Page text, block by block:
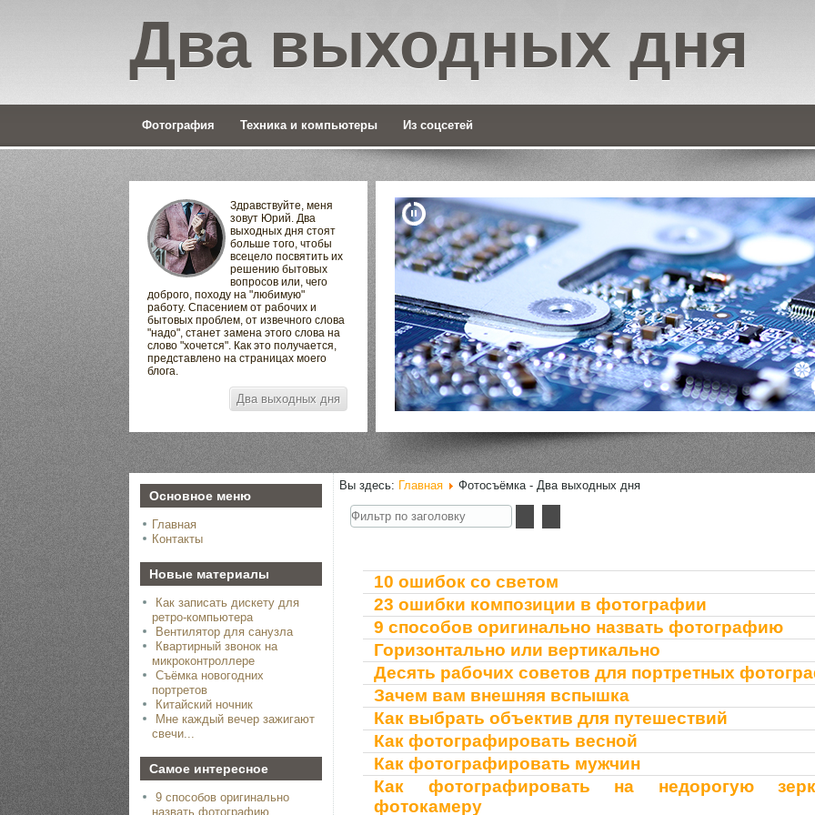
Здравствуйте, меня
зовут Юрий. Два
выходных дня стоят
больше того, чтобы
всецело посвятить их
решению бытовых
вопросов или, чего
доброго, походу на "любимую"
работу. Спасением от рабочих и
бытовых проблем, от извечного слова
"надо", станет замена этого слова на
слово "хочется". Как это получается,
представлено на страницах моего
блога.
Два выходных дня
Два выходных дня
Фотография Техника и компьютеры Из соцсетей
Основное меню
Главная
Контакты
Новые материалы
Как записать дискету для
ретро-компьютера
Вентилятор для санузла
Квартирный звонок на
микроконтроллере
Съёмка новогодних
портретов
Китайский ночник
Мне каждый вечер зажигают
свечи...
Самое интересное
9 способов оригинально
назвать фотографию
Вы здесь: Главная
Фотосъёмка - Два выходных дня
Фильтр
по
10 ошибок со светом
23 ошибки композиции в фотографии
9 способов оригинально назвать фотографию
Горизонтально или вертикально
Десять рабочих советов для портретных
Зачем вам внешняя вспышка
Как выбрать объектив для путешествий
Как фотографировать весной
Как фотографировать мужчин
Как фотографировать на недорогую
фотокамеру